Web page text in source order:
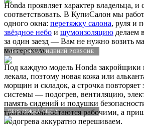
ПЕРЕТЯЖКА СИДЕНИЙ PORSCHE
ПЕРЕТЯЖКА GEELY
Honda проявляет характер владельца,
соответствовать. В КупиСалон мы
одного окна: перетяжку салона, руля и
звёздное небо и шумоизоляцию делаем
за один заезд — Вам не нужно возить
мастерским.
Под каждую модель Honda закройщики
лекала, поэтому новая кожа или
морщин и складок, а строчка
системы — подогрев, вентиляцию,
память сидений и подушки
трогаем: они остаются рабочими, а
подогрева аккуратно перешиваем.